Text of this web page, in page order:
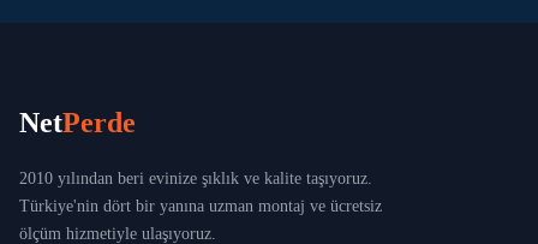
NetPerde
2010 yılından beri evinize şıklık ve kalite taşıyoruz.
Türkiye'nin dört bir yanına uzman montaj ve ücretsiz
ölçüm hizmetiyle ulaşıyoruz.